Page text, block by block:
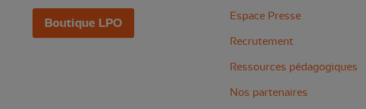
Boutique LPO Espace Presse
Recrutement
Ressources pédagogiques
Nos partenaires